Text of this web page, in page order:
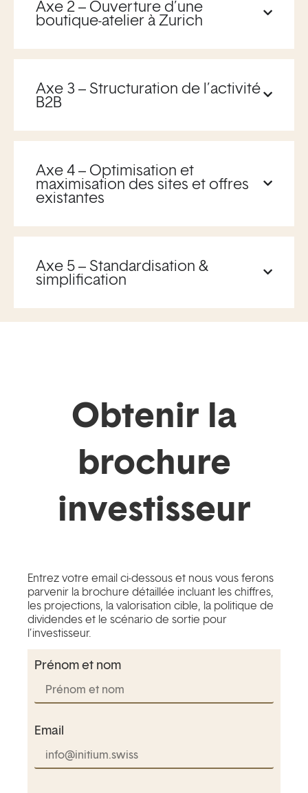
Axe 2 – Ouverture d’une
boutique-atelier à Zurich
Axe 3 – Structuration de l’activité
B2B
Axe 4 – Optimisation et
maximisation des sites et offres
existantes
Axe 5 – Standardisation &
simplification
Obtenir la
brochure
investisseur
Entrez votre email ci-dessous et nous vous ferons
parvenir la brochure détaillée incluant les chiffres,
les projections, la valorisation cible, la politique de
dividendes et le scénario de sortie pour
l’investisseur.
Prénom et nom
Email